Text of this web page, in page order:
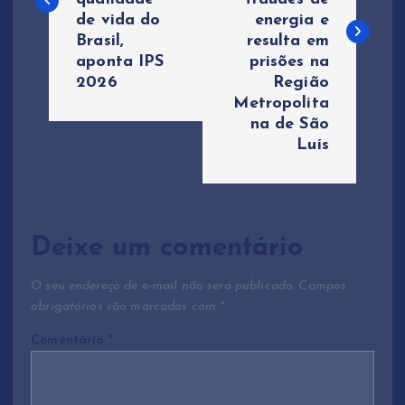
a
o
d
e
de vida do
Brasil,
aponta IPS
2026
energia e
resulta em
prisões na
Região
Metropolita
na de São
Luís
Deixe um comentário
O seu endereço de e-mail não será publicado. Campos
obrigatórios são marcados com *
Comentário *